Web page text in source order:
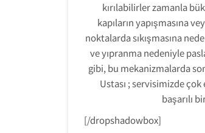
kırılabilirler zamanla
kapıların yapışmasına
noktalarda sıkışmasına
ve yıpranma nedeniyle
gibi, bu mekanizmalarda
Ustası ; servisimizde
başarılı
[/dropshadowbox]